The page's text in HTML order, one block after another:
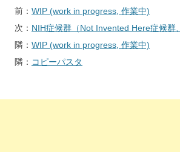
投
稿
ナ
ビ
前： WIP (work in progress, 作業中)
次： NIH症候群（Not Invented Here症候群
隣： WIP (work in progress, 作業中)
隣： コピーパスタ